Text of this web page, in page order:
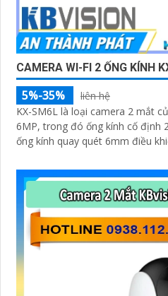
CAMERA WI-FI 2 ỐNG KÍNH
5%-35%
liên hệ
KX-SM6L là loại camera 2 mắt
6MP, trong đó ống kính cố định
ống kính quay quét 6mm điều